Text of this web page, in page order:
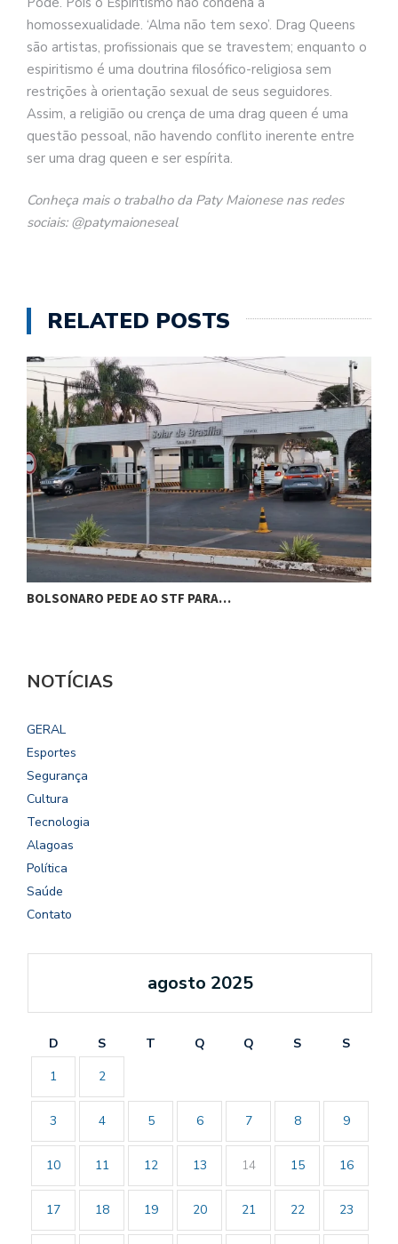
homossexualidade. ‘Alma não tem sexo’. Drag Queens
são artistas, profissionais que se travestem; enquanto o
espiritismo é uma doutrina filosófico-religiosa sem
restrições à orientação sexual de seus seguidores.
Assim, a religião ou crença de uma drag queen é uma
questão pessoal, não havendo conflito inerente entre
ser uma drag queen e ser espírita.
Conheça mais o trabalho da Paty Maionese nas redes
sociais: @patymaioneseal
RELATED POSTS
BOLSONARO PEDE AO STF PARA…
NOTÍCIAS
GERAL
Esportes
Segurança
Cultura
Tecnologia
Alagoas
Política
Saúde
Contato
agosto 2025
D S T Q Q S
S
1
2
3 4 5 6 7 8 9
10 11 12 13 14 15 16
17 18 19 20 21 22 23